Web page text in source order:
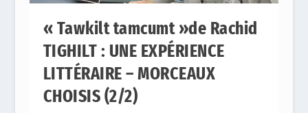
« Tawkilt tamcumt »de Rachid
TIGHILT : UNE EXPÉRIENCE
LITTÉRAIRE – MORCEAUX
CHOISIS (2/2)